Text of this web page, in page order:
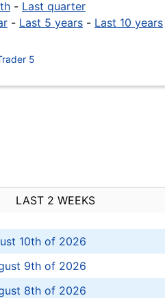
- Last quarter
- Last 5 years - Last 10 years
5
LAST 2 WEEKS
10th of 2026
9th of 2026
8th of 2026